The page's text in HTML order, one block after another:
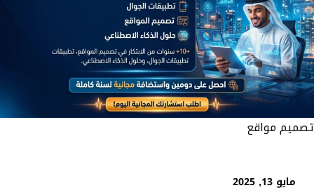
تصميم مواقع
مايو 13, 2025